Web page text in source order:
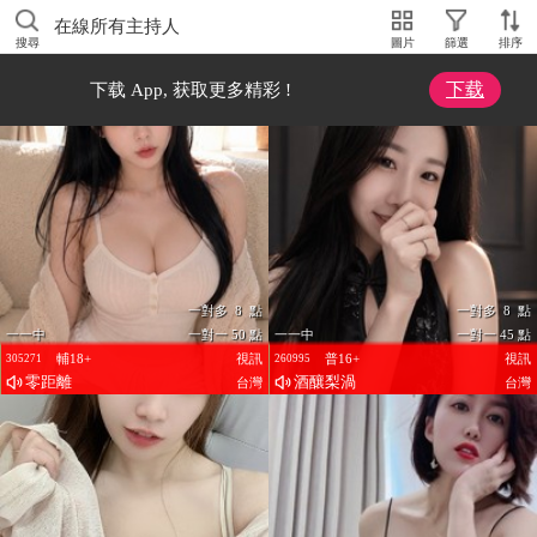
搜尋
在線所有主持人
圖片 篩選 排序
下载 App, 获取更多精彩 ! 下载
一一中
一對多 8 點
一對一 50 點
輔18+
視訊
305271
零距離 台灣
一一中
一對多 8 點
一對一 45 點
普16+
視訊
260995
酒釀梨渦 台灣